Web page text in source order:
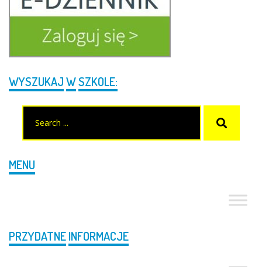
WYSZUKAJWSZKOLE:
MENU
PRZYDATNEINFORMACJE